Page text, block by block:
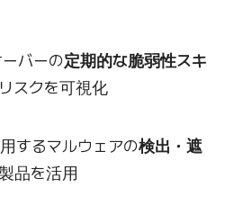
バーの定期的な脆弱性スキ
スクを可視化
するマルウェアの検出・遮
品を活用